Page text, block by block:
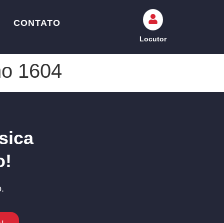
CONTATO
Locutor
1604